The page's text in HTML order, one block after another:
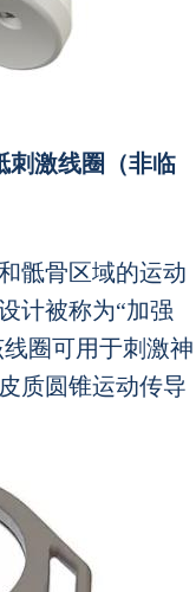
刺激线圈
（非临
骶骨区域的运动
计被称为“加强
圈可用于刺激神
质圆锥运动传导